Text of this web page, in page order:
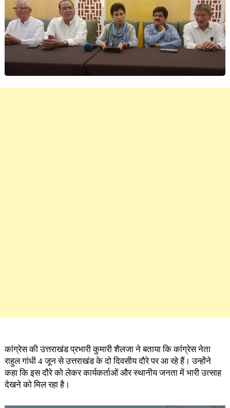
कांग्रेस की उत्तराखंड प्रभारी कुमारी शैलजा ने बताया कि कांग्रेस नेता
राहुल गांधी 4 जून से उत्तराखंड के दो दिवसीय दौरे पर आ रहे हैं। उन्होंने
कहा कि इस दौरे को लेकर कार्यकर्ताओं और स्थानीय जनता में भारी उत्साह
देखने को मिल रहा है।